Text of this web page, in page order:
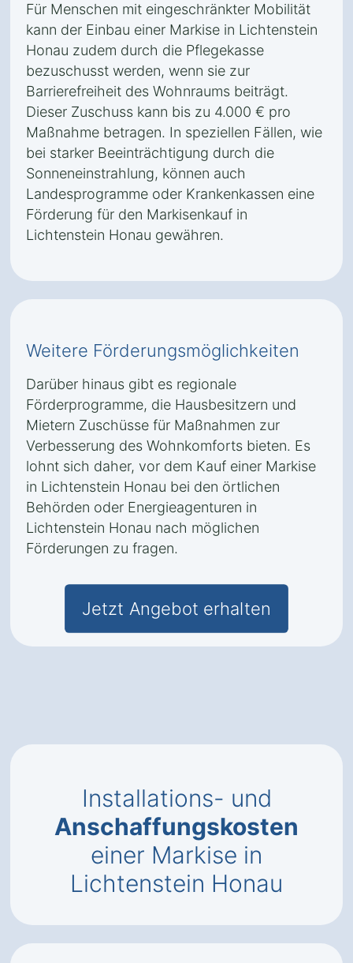
Für Menschen mit eingeschränkter Mobilität
kann der Einbau einer Markise in Lichtenstein
Honau zudem durch die Pflegekasse
bezuschusst werden, wenn sie zur
Barrierefreiheit des Wohnraums beiträgt.
Dieser Zuschuss kann bis zu 4.000 € pro
Maßnahme betragen. In speziellen Fällen, wie
bei starker Beeinträchtigung durch die
Sonneneinstrahlung, können auch
Landesprogramme oder Krankenkassen eine
Förderung für den Markisenkauf in
Lichtenstein Honau gewähren.
Weitere Förderungsmöglichkeiten
Darüber hinaus gibt es regionale
Förderprogramme, die Hausbesitzern und
Mietern Zuschüsse für Maßnahmen zur
Verbesserung des Wohnkomforts bieten. Es
lohnt sich daher, vor dem Kauf einer Markise
in Lichtenstein Honau bei den örtlichen
Behörden oder Energieagenturen in
Lichtenstein Honau nach möglichen
Förderungen zu fragen.
Jetzt Angebot erhalten
Installations- und
Anschaffungskosten
einer Markise in
Lichtenstein Honau